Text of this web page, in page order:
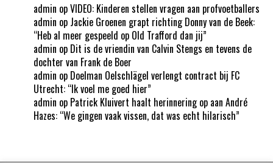
admin opVIDEO: Kinderen stellen vragen aan profvoetballers
admin op Jackie Groenen grapt richting Donny van de Beek:
“Heb al meer gespeeld op Old Trafford dan jij”
admin op Dit is de vriendin van Calvin Stengs en tevens de
dochter van Frank de Boer
admin op Doelman Oelschlägel verlengt contract bij FC
Utrecht: “Ik voel me goed hier”
admin op Patrick Kluivert haalt herinnering op aan André
Hazes: “We gingen vaak vissen, dat was echt hilarisch”